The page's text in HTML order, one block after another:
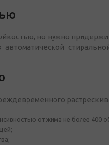
но нужно
отжима не более 400